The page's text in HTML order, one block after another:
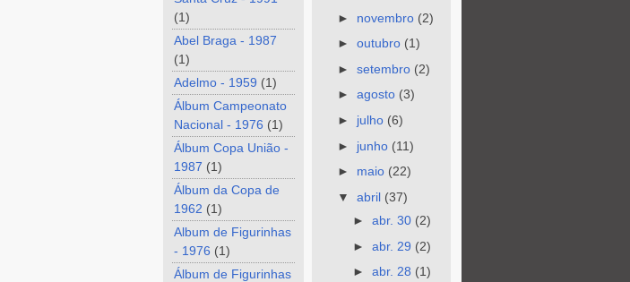
(1)
Abel Braga - 1987
(1)
Adelmo - 1959 (1)
Álbum Campeonato
Nacional - 1976 (1)
Álbum Copa União -
1987 (1)
Álbum da Copa de
1962 (1)
Album de Figurinhas
- 1976 (1)
Álbum de Figurinhas
► novembro (2)
► outubro (1)
► setembro (2)
► agosto (3)
► julho (6)
► junho (11)
► maio (22)
▼ abril (37)
► abr. 30 (2)
► abr. 29 (2)
► abr. 28 (1)